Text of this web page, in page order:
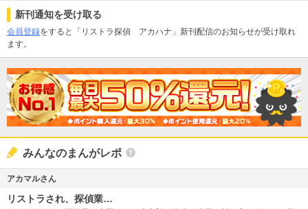
新刊通知を受け取る
会員登録をすると「リストラ探偵 アカハナ」新刊配信のお知らせが受け取れ
ます。
みんなのまんがレポ
アカマルさん
リストラされ、探偵業…